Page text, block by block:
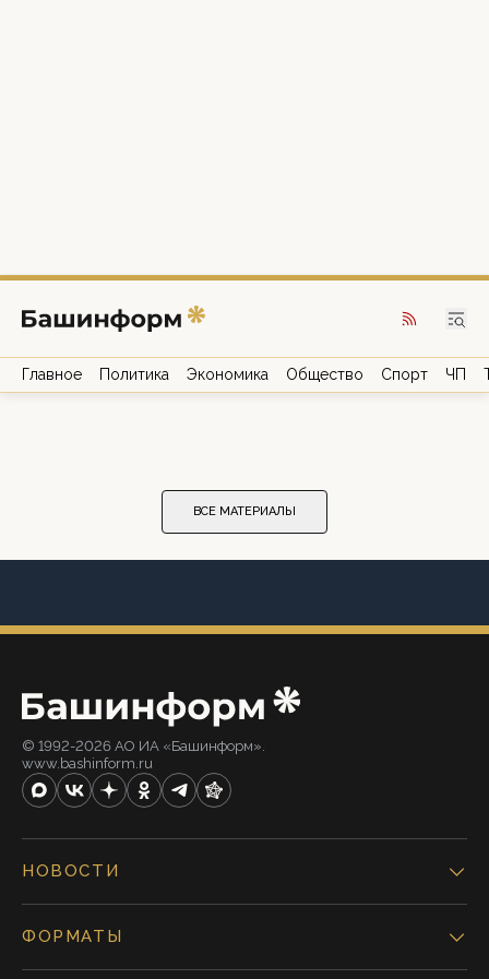
Главное Политика Экономика Общество Спорт ЧП
ВСЕ МАТЕРИАЛЫ
© 1992-2026 АО ИА «Башинформ».
www.bashinform.ru
НОВОСТИ
ФОРМАТЫ